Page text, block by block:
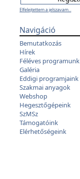
Elfelejtettem a jelszavam...
Navigáció
Bemutatkozás
Hírek
Féléves programunk
Galéria
Eddigi programjaink
Szakmai anyagok
Webshop
Hegesztőgépeink
SzMSz
Támogatóink
Elérhetőségeink